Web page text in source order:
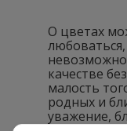
О цветах
качестве
малость
родных и
уважение,